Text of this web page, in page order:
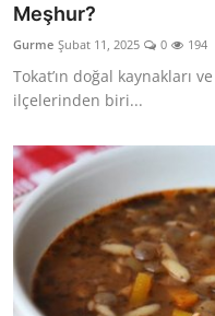
Meşhur?
Gurme Şubat 11, 2025 0 194
Tokat’ın doğal kaynakları
ilçelerinden biri...